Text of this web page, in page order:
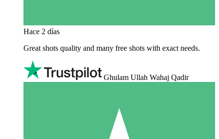
Hace 2 días
Great shots quality and many free shots with exact needs.
Ghulam Ullah Wahaj Qadir